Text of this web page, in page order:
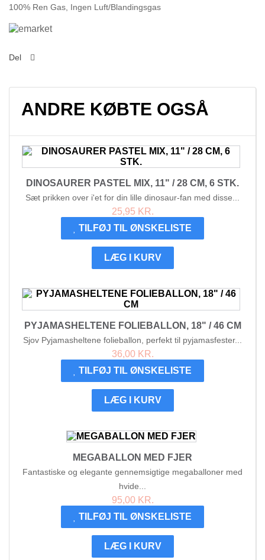
100% Ren Gas, Ingen Luft/Blandingsgas
Del
ANDRE KØBTE OGSÅ
DINOSAURER PASTEL MIX, 11" / 28 CM, 6 STK.
Sæt prikken over i'et for din lille dinosaur-fan med disse...
25,95 KR.
TILFØJ TIL ØNSKELISTE
LÆG I KURV
PYJAMASHELTENE FOLIEBALLON, 18" / 46 CM
Sjov Pyjamasheltene folieballon, perfekt til pyjamasfester...
36,00 KR.
TILFØJ TIL ØNSKELISTE
LÆG I KURV
MEGABALLON MED FJER
Fantastiske og elegante gennemsigtige megaballoner med
hvide...
95,00 KR.
TILFØJ TIL ØNSKELISTE
LÆG I KURV